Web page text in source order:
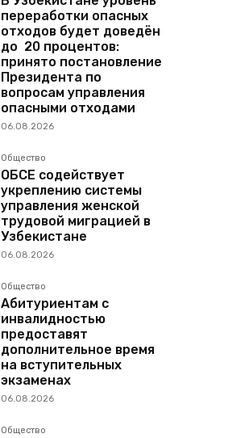
переработки опасных
отходов будет доведён
до 20 процентов:
принято постановление
Президента по
вопросам управления
опасными отходами
06.08.2026
Общество
ОБСЕ содействует
укреплению системы
управления женской
трудовой миграцией в
Узбекистане
06.08.2026
Общество
Абитуриентам с
инвалидностью
предоставят
дополнительное время
на вступительных
экзаменах
06.08.2026
Общество